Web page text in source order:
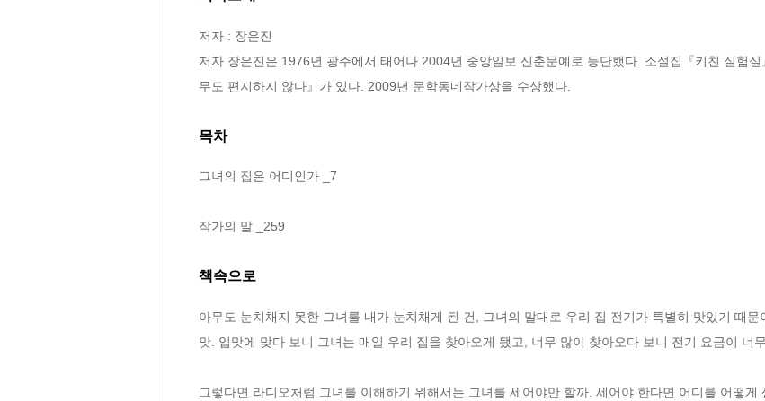
저자 : 장은진
저자 장은진은 1976년 광주에서 태어나 2004년 중앙일보 신춘문예로 등단했다. 소설집『키친 실험
무도 편지하지 않다』가 있다. 2009년 문학동네작가상을 수상했다.
목차
그녀의 집은 어디인가 _7
작가의 말 _259
책속으로
아무도 눈치채지 못한 그녀를 내가 눈치채게 된 건, 그녀의 말대로 우리 집 전기가 특별히 맛있기 때
맛. 입맛에 맞다 보니 그녀는 매일 우리 집을 찾아오게 됐고, 너무 많이 찾아오다 보니 전기 요금이 너
그렇다면 라디오처럼 그녀를 이해하기 위해서는 그녀를 세어야만 할까. 세어야 한다면 어디를 어떻